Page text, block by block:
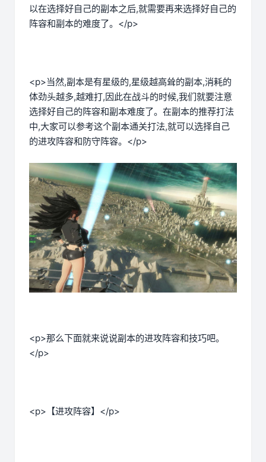
以在选择好自己的副本之后,就需要再来选择好自己的
阵容和副本的难度了。</p>
<p>当然,副本是有星级的,星级越高耸的副本,消耗的
体劲头越多,越难打,因此在战斗的时候,我们就要注意
选择好自己的阵容和副本难度了。在副本的推荐打法
中,大家可以参考这个副本通关打法,就可以选择自己
的进攻阵容和防守阵容。</p>
<p>那么下面就来说说副本的进攻阵容和技巧吧。
</p>
<p>【进攻阵容】</p>